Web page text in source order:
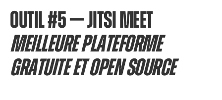
OUTIL #5 — JITSI MEET
MEILLEURE PLATEFORME
GRATUITE ET OPEN SOURCE